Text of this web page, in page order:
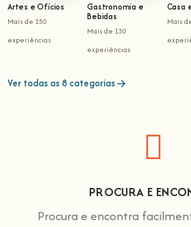
Artes e Ofícios
Mais de 250
experiências
Gastronomia e
Bebidas
Mais de 130
experiências
Casa
Mais
Ver todas as 8 categorias
PROCURA E
Procura e encontra